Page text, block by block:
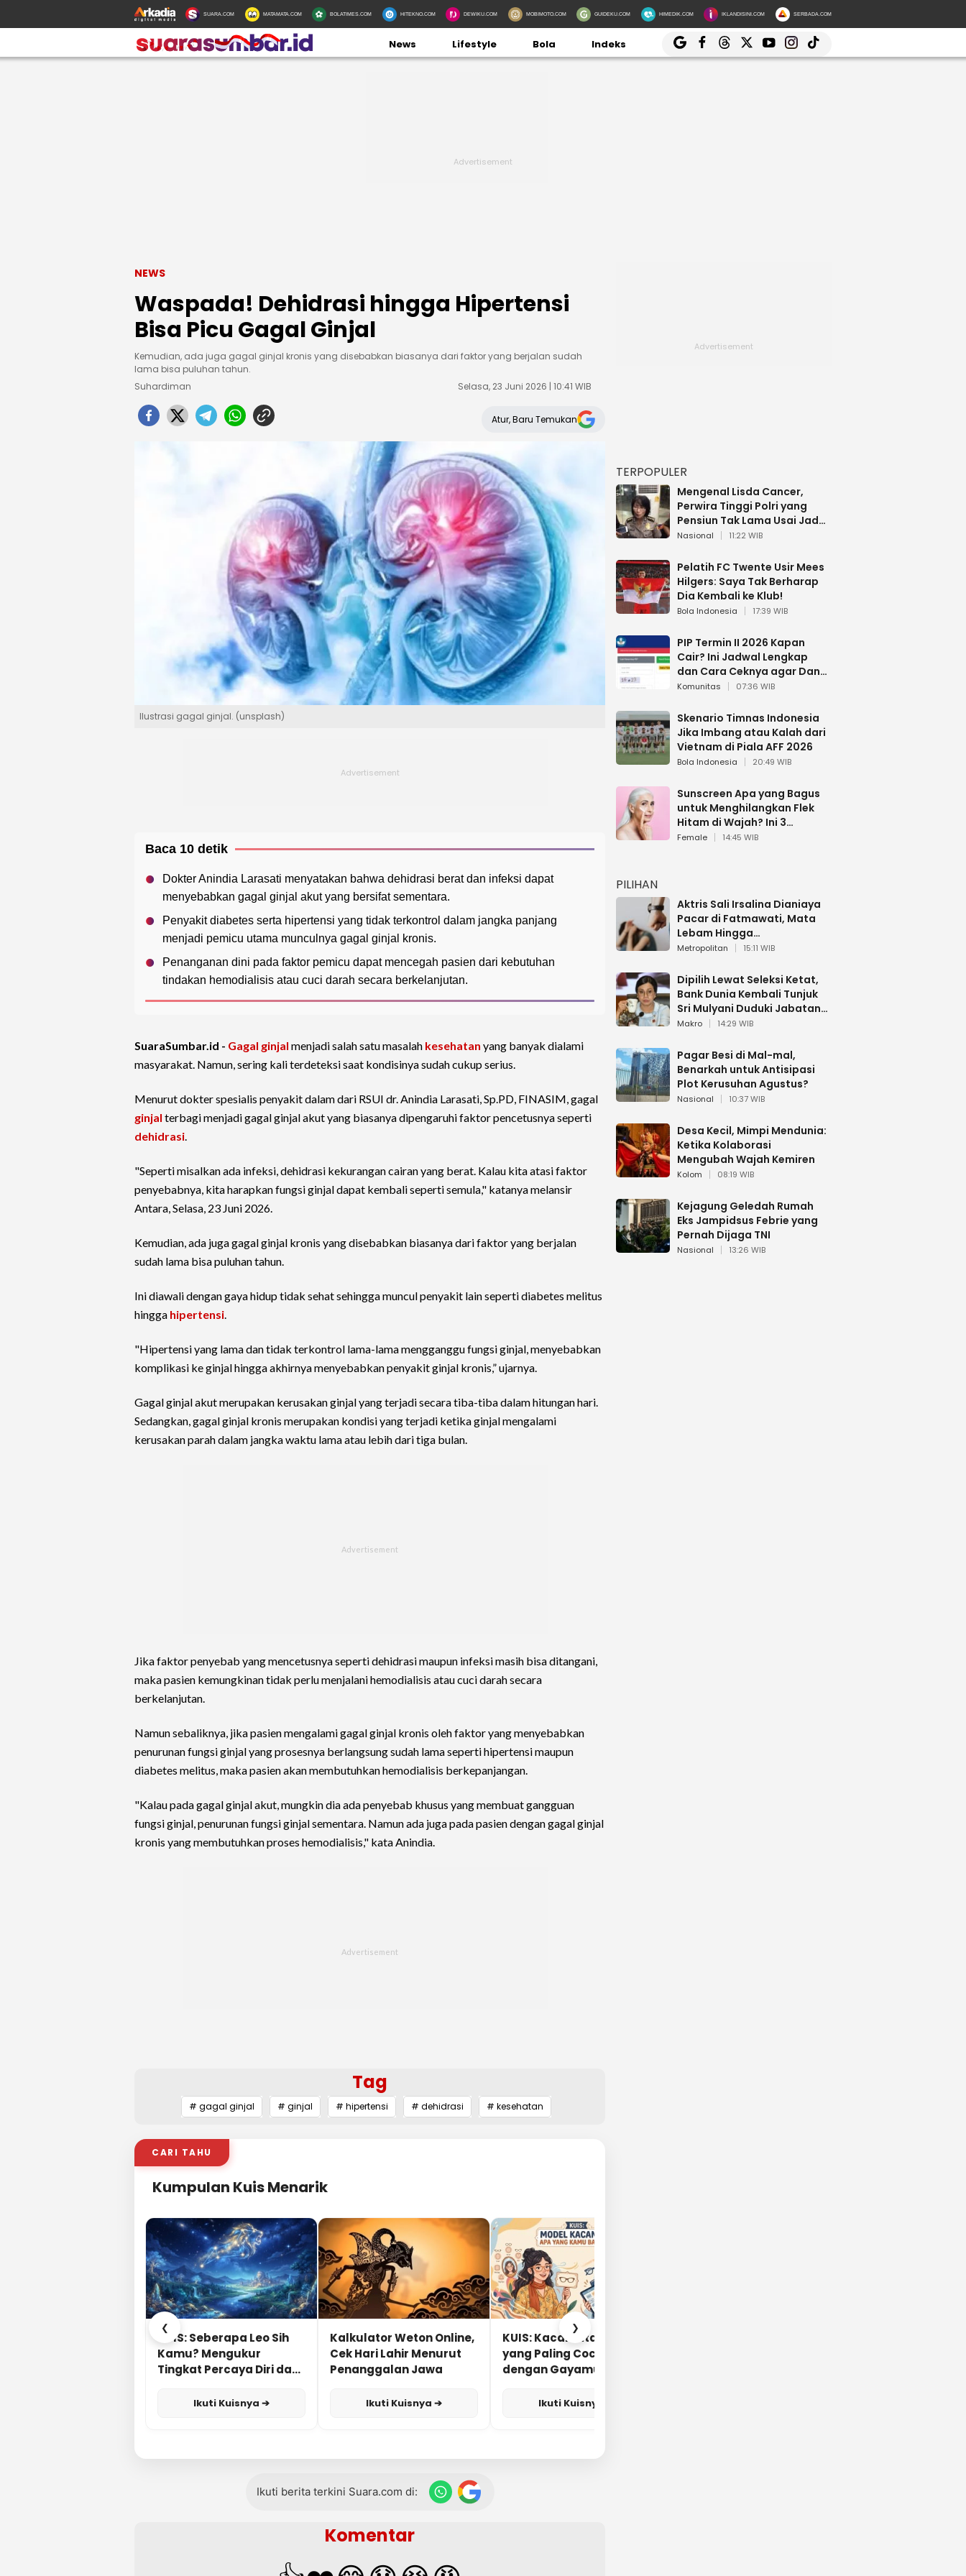
SUARA.COM MATAMATA.COM BOLATIMES.COM HITEKNO.COM DEWIKU.COM MOBIMOTO.COM GUIDEKU.COM HIMEDIK.COM IKLANDISINI.COM SERBADA.COM
News Lifestyle Bola Indeks
NEWS
Waspada! Dehidrasi hingga Hipertensi
Bisa Picu Gagal Ginjal
Kemudian, ada juga gagal ginjal kronis yang disebabkan biasanya dari faktor yang berjalan sudah
lama bisa puluhan tahun.
Suhardiman
Selasa, 23 Juni 2026 | 10:41 WIB
Atur, Baru Temukan
Ilustrasi gagal ginjal. (unsplash)
Baca 10 detik
Dokter Anindia Larasati menyatakan bahwa dehidrasi berat dan infeksi dapat
menyebabkan gagal ginjal akut yang bersifat sementara.
Penyakit diabetes serta hipertensi yang tidak terkontrol dalam jangka panjang
menjadi pemicu utama munculnya gagal ginjal kronis.
Penanganan dini pada faktor pemicu dapat mencegah pasien dari kebutuhan
tindakan hemodialisis atau cuci darah secara berkelanjutan.
SuaraSumbar.id - Gagal ginjal menjadi salah satu masalah kesehatan yang banyak dialami
masyarakat. Namun, sering kali terdeteksi saat kondisinya sudah cukup serius.
Menurut dokter spesialis penyakit dalam dari RSUI dr. Anindia Larasati, Sp.PD, FINASIM, gagal
ginjal terbagi menjadi gagal ginjal akut yang biasanya dipengaruhi faktor pencetusnya seperti
dehidrasi.
"Seperti misalkan ada infeksi, dehidrasi kekurangan cairan yang berat. Kalau kita atasi faktor
penyebabnya, kita harapkan fungsi ginjal dapat kembali seperti semula," katanya melansir
Antara, Selasa, 23 Juni 2026.
Kemudian, ada juga gagal ginjal kronis yang disebabkan biasanya dari faktor yang berjalan
sudah lama bisa puluhan tahun.
Ini diawali dengan gaya hidup tidak sehat sehingga muncul penyakit lain seperti diabetes melitus
hingga hipertensi.
"Hipertensi yang lama dan tidak terkontrol lama-lama mengganggu fungsi ginjal, menyebabkan
komplikasi ke ginjal hingga akhirnya menyebabkan penyakit ginjal kronis,” ujarnya.
Gagal ginjal akut merupakan kerusakan ginjal yang terjadi secara tiba-tiba dalam hitungan hari.
Sedangkan, gagal ginjal kronis merupakan kondisi yang terjadi ketika ginjal mengalami
kerusakan parah dalam jangka waktu lama atau lebih dari tiga bulan.
Jika faktor penyebab yang mencetusnya seperti dehidrasi maupun infeksi masih bisa ditangani,
maka pasien kemungkinan tidak perlu menjalani hemodialisis atau cuci darah secara
berkelanjutan.
Namun sebaliknya, jika pasien mengalami gagal ginjal kronis oleh faktor yang menyebabkan
penurunan fungsi ginjal yang prosesnya berlangsung sudah lama seperti hipertensi maupun
diabetes melitus, maka pasien akan membutuhkan hemodialisis berkepanjangan.
"Kalau pada gagal ginjal akut, mungkin dia ada penyebab khusus yang membuat gangguan
fungsi ginjal, penurunan fungsi ginjal sementara. Namun ada juga pada pasien dengan gagal ginjal
kronis yang membutuhkan proses hemodialisis," kata Anindia.
Tag
# gagal ginjal # ginjal # hipertensi # dehidrasi # kesehatan
CARI TAHU
Kumpulan Kuis Menarik
❮
KUIS: Seberapa Leo Sih
Kamu? Mengukur
Tingkat Percaya Diri dan
Ikuti Kuisnya ➔
Kalkulator Weton Online,
Cek Hari Lahir Menurut
Penanggalan Jawa
Ikuti Kuisnya ➔
KUIS: Kacamata Apa
yang Paling Cocok
dengan Gayamu?
Ikuti Kuisnya ➔
❯
Ikuti berita terkini Suara.com di:
Komentar
TERPOPULER
Mengenal Lisda Cancer,
Perwira Tinggi Polri yang
Pensiun Tak Lama Usai Jadi
Brigjen
Nasional 11:22 WIB
Pelatih FC Twente Usir Mees
Hilgers: Saya Tak Berharap
Dia Kembali ke Klub!
Bola Indonesia 17:39 WIB
PIP Termin II 2026 Kapan
Cair? Ini Jadwal Lengkap
dan Cara Ceknya agar Dana
Tidak Hangus!
Komunitas 07:36 WIB
Skenario Timnas Indonesia
Jika Imbang atau Kalah dari
Vietnam di Piala AFF 2026
Bola Indonesia 20:49 WIB
Sunscreen Apa yang Bagus
untuk Menghilangkan Flek
Hitam di Wajah? Ini 3
Rekomendasi sesuai Review
Female 14:45 WIB
PILIHAN
Aktris Sali Irsalina Dianiaya
Pacar di Fatmawati, Mata
Lebam Hingga
Diselamatkan Polantas
Metropolitan 15:11 WIB
Dipilih Lewat Seleksi Ketat,
Bank Dunia Kembali Tunjuk
Sri Mulyani Duduki Jabatan
Strategis
Makro 14:29 WIB
Pagar Besi di Mal-mal,
Benarkah untuk Antisipasi
Plot Kerusuhan Agustus?
Nasional 10:37 WIB
Desa Kecil, Mimpi Mendunia:
Ketika Kolaborasi
Mengubah Wajah Kemiren
Kolom 08:19 WIB
Kejagung Geledah Rumah
Eks Jampidsus Febrie yang
Pernah Dijaga TNI
Nasional 13:26 WIB